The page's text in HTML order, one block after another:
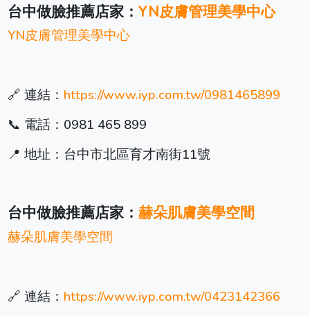
台中做臉推薦店家：YN皮膚管理美學中心
YN皮膚管理美學中心
🔗 連結： https://www.iyp.com.tw/0981465899
📞 電話：0981 465 899
📍 地址：台中市北區育才南街11號
台中做臉推薦店家：赫朵肌膚美學空間
赫朵肌膚美學空間
🔗 連結： https://www.iyp.com.tw/0423142366